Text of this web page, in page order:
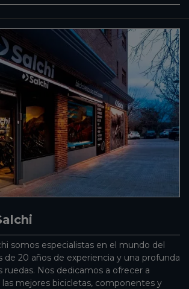
somos especialistas en el mundo del
de 20 años de experiencia y una profunda
ruedas. Nos dedicamos a ofrecer a
mejores bicicletas, componentes y